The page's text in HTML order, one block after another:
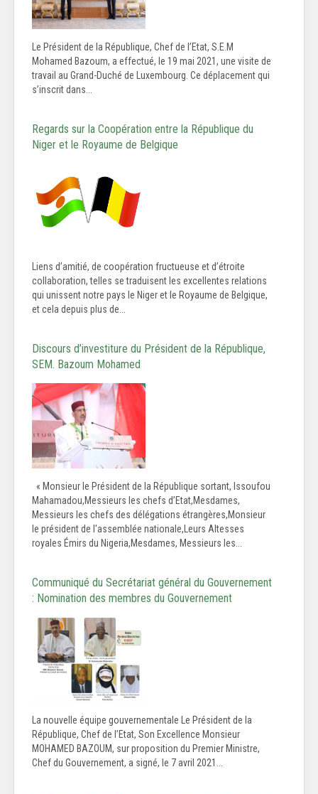
Le Président de la République, Chef de l’Etat, S.E.M
Mohamed Bazoum, a effectué, le 19 mai 2021, une visite de
travail au Grand-Duché de Luxembourg. Ce déplacement qui
s’inscrit dans...
Regards sur la Coopération entre la République du
Niger et le Royaume de Belgique
Liens d’amitié, de coopération fructueuse et d’étroite
collaboration, telles se traduisent les excellentes relations
qui unissent notre pays le Niger et le Royaume de Belgique,
et cela depuis plus de...
Discours d’investiture du Président de la République,
SEM. Bazoum Mohamed
« Monsieur le Président de la République sortant, Issoufou
Mahamadou,Messieurs les chefs d’Etat,Mesdames,
Messieurs les chefs des délégations étrangères,Monsieur
le président de l'assemblée nationale,Leurs Altesses
royales Émirs du Nigeria,Mesdames, Messieurs les...
Communiqué du Secrétariat général du Gouvernement
: Nomination des membres du Gouvernement
La nouvelle équipe gouvernementale Le Président de la
République, Chef de l’Etat, Son Excellence Monsieur
MOHAMED BAZOUM, sur proposition du Premier Ministre,
Chef du Gouvernement, a signé, le 7 avril 2021...